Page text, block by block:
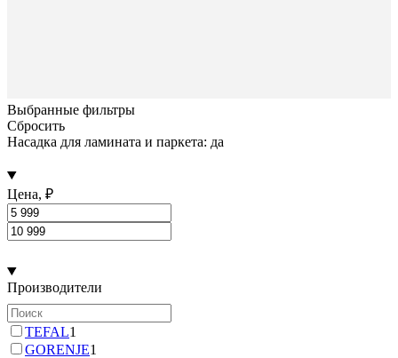
Выбранные фильтры
Сбросить
Насадка для ламината и паркета: да
Цена, ₽
Производители
TEFAL1
GORENJE1